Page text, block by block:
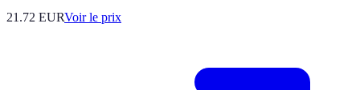
21.72 EURVoir le prix